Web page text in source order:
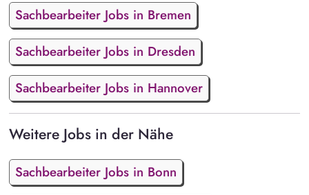
Sachbearbeiter Jobs in Bremen
Sachbearbeiter Jobs in Dresden
Sachbearbeiter Jobs in Hannover
Weitere Jobs in der Nähe
Sachbearbeiter Jobs in Bonn